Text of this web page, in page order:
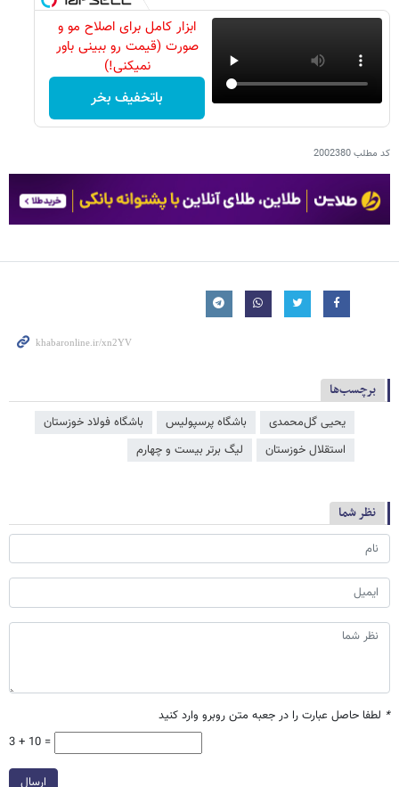
ابزار کامل برای اصلاح مو و
صورت (قیمت رو ببینی باور
نمیکنی!)
باتخفیف بخر
کد مطلب2002380
برچسب‌ها
یحیی گل‌محمدی باشگاه پرسپولیس
باشگاه فولاد خوزستان
استقلال خوزستان
لیگ برتر بیست و چهارم
نظر شما
* لطفا حاصل عبارت را در جعبه متن روبرو وارد کنید
3 + 10 =
ارسال